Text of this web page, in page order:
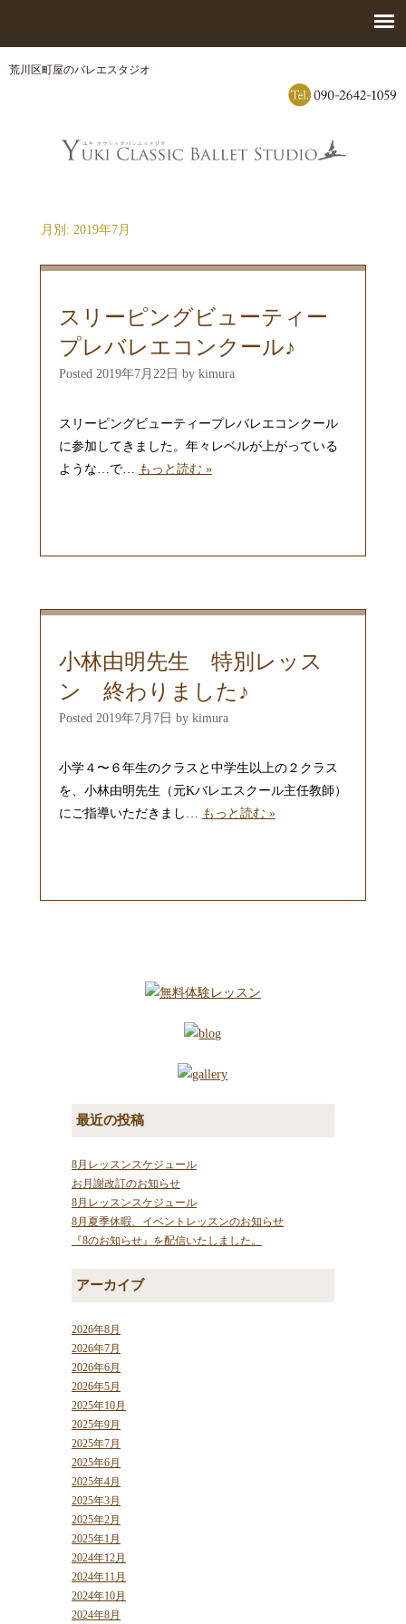
荒川区町屋のバレエスタジオ
月別: 2019年7月
スリーピングビューティー
プレバレエコンクール♪
Posted 2019年7月22日 by kimura
スリーピングビューティープレバレエコンクール
に参加してきました。年々レベルが上がっている
ような…で… もっと読む »
小林由明先生 特別レッス
ン 終わりました♪
Posted 2019年7月7日 by kimura
小学４〜６年生のクラスと中学生以上の２クラス
を、小林由明先生（元Kバレエスクール主任教師）
にご指導いただきまし… もっと読む »
最近の投稿
8月レッスンスケジュール
お月謝改訂のお知らせ
8月レッスンスケジュール
8月夏季休暇、イベントレッスンのお知らせ
『8のお知らせ』を配信いたしました。
アーカイブ
2026年8月
2026年7月
2026年6月
2026年5月
2025年10月
2025年9月
2025年7月
2025年6月
2025年4月
2025年3月
2025年2月
2025年1月
2024年12月
2024年11月
2024年10月
2024年8月